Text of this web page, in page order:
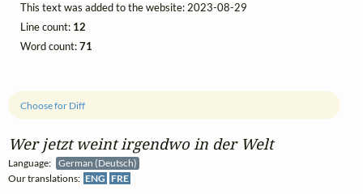
Wer jetzt weint irgendwo in der Welt
Language:
German (Deutsch)
Our translations: ENG FRE
Choose for Diff
This text was added to the website: 2023-08-29
Line count: 12
Word count:71